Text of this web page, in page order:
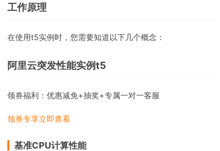
工作原理
在使用t5实例时，您需要知道以下几个概念：
阿里云突发性能实例t5
领券福利：优惠减免+抽奖+专属一对一客服
领券专享立即查看
基准CPU计算性能